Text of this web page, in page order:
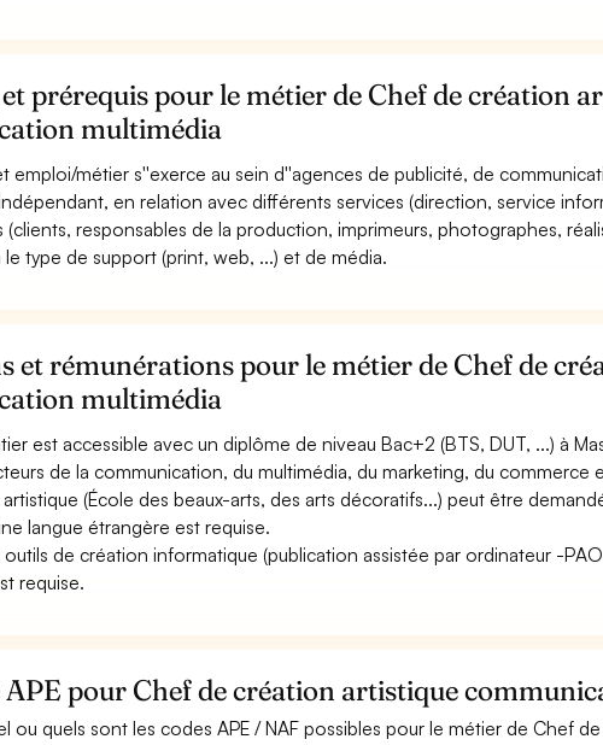
prérequis pour le métier de Chef de création
multimédia
emploi/métier s''exerce au sein d''agences de publicité, de
en relation avec différents services (direction, service
responsables de la production, imprimeurs, photographes,
le type de support (print, web, ...) et de média.
et rémunérations pour le métier de Chef de
multimédia
est accessible avec un diplôme de niveau Bac+2 (BTS, DUT, ...) à
de la communication, du multimédia, du marketing, du commerce
(École des beaux-arts, des arts décoratifs...) peut être
langue étrangère est requise.
outils de création informatique (publication assistée par ordinateur -
requise.
APE pour Chef de création artistique
ou quels sont les codes APE / NAF possibles pour le métier de Chef